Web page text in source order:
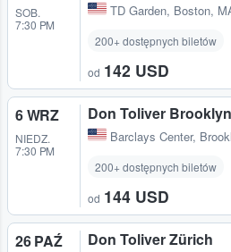
SOB.
7:30 PM
TD Garden, Boston,
200+ dostępnych biletów
od 142 USD
6 WRZ
NIEDZ.
7:30 PM
Don Toliver Brooklyn
Barclays Center,
200+ dostępnych biletów
od 144 USD
26 PAŹ Don Toliver Zürich